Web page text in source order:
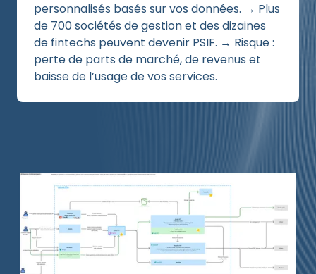
personnalisés basés sur vos données. → Plus
de 700 sociétés de gestion et des dizaines
de fintechs peuvent devenir PSIF. → Risque :
perte de parts de marché, de revenus et
baisse de l’usage de vos services.